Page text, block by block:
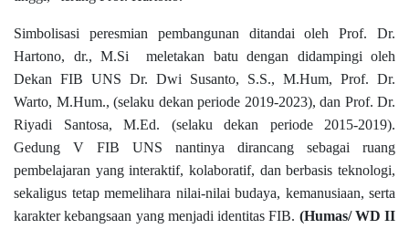
Simbolisasi peresmian pembangunan ditandai oleh Prof. Dr.
Hartono, dr., M.Si
meletakan batu dengan didampingi oleh
Dekan FIB UNS Dr. Dwi Susanto, S.S., M.Hum, Prof. Dr.
Warto, M.Hum., (selaku dekan periode 2019-2023), dan Prof. Dr.
Riyadi Santosa, M.Ed. (selaku dekan periode 2015-2019).
Gedung V FIB UNS nantinya dirancang sebagai ruang
pembelajaran yang interaktif, kolaboratif, dan berbasis teknologi,
sekaligus tetap memelihara nilai-nilai budaya, kemanusiaan, serta
karakter kebangsaan yang menjadi identitas FIB. (Humas/ WD II